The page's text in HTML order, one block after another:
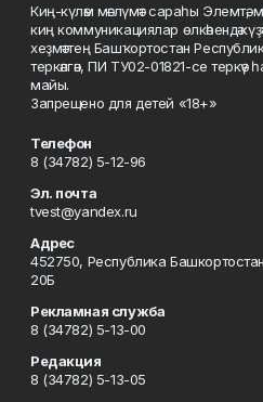
Киң-күләм мәғлүмәт сараһы Элемтә,
киң коммуникациялар өлкәһендә
хеҙмәттең Башҡортостан
теркәлгән, ПИ ТУ02-01821-се
майы.
Запрещено для детей «18+»
Телефон
8 (34782) 5-12-96
Эл. почта
tvest@yandex.ru
Адрес
452750, Республика
20Б
Рекламная служба
8 (34782) 5-13-00
Редакция
8 (34782) 5-13-05